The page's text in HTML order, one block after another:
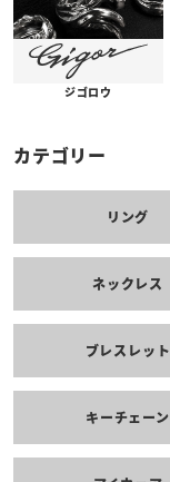
ジゴロウ
カテゴリー
リング
ネックレス
ブレスレット
キーチェーン